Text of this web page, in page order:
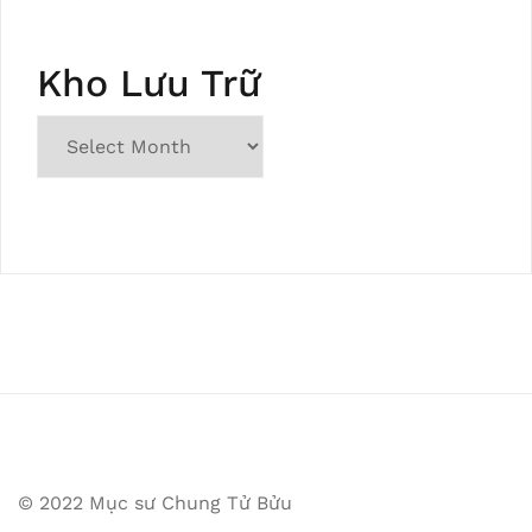
Kho Lưu Trữ
© 2022 Mục sư Chung Tử Bửu